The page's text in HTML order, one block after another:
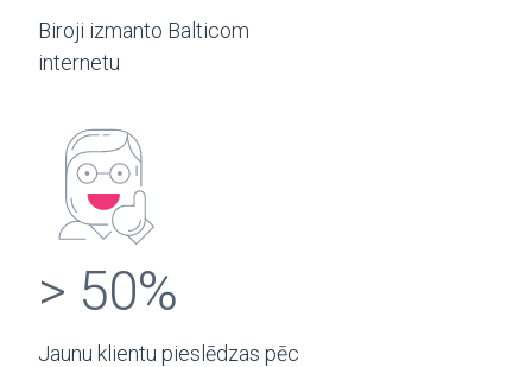
Biroji izmanto Balticom
internetu
> 50%
Jaunu klientu pieslēdzas pēc